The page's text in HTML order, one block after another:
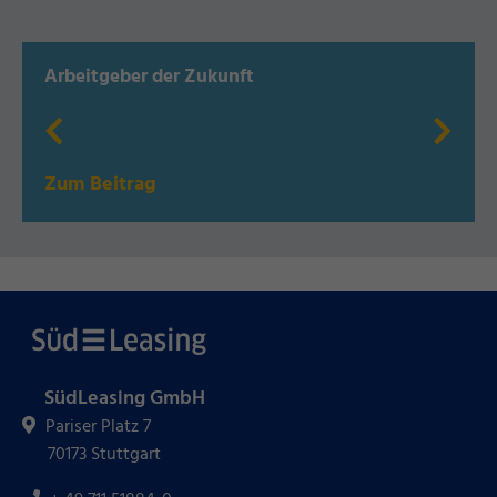
Arbeitgeber der Zukunft
Zum Beitrag
SüdLeasing GmbH
Pariser Platz 7
70173 Stuttgart